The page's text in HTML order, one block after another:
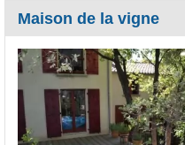
Maison de la vigne